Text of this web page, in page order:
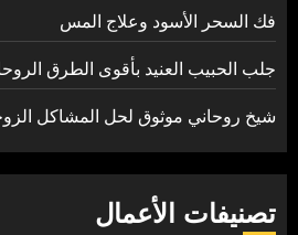
فك السحر الأسود وعلاج المس
جلب الحبيب العنيد بأقوى الطرق
شيخ روحاني موثوق لحل المشاكل
تصنيفات الأعمال